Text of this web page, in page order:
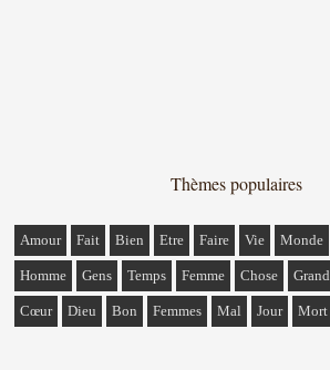
Thèmes populaires
Amour Fait Bien Etre Faire Vie Monde
Homme Gens Temps Femme Chose Grand
Cœur Dieu Bon Femmes Mal Jour Mort